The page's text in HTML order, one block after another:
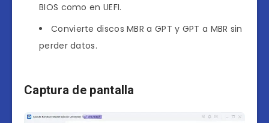
BIOS como en UEFI.
Convierte discos MBR a GPT y GPT a MBR sin
perder datos.
Captura de pantalla